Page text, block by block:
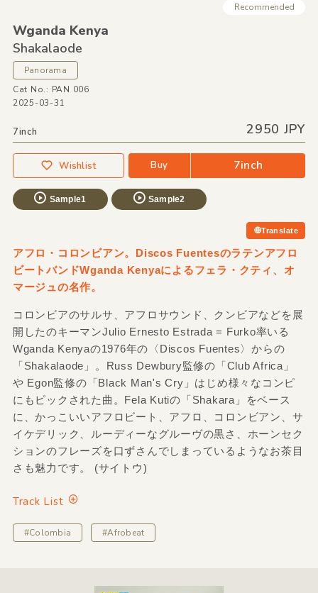
Recommended
Wganda Kenya
Shakalaode
Panorama
Cat No.: PAN 006
2025-03-31
7inch 2950 JPY
Wishlist Buy 7inch
Sample1 Sample2
Translate
アフロ・コロンビアン。Discos Fuentesのラテンアフロ
ビートバンドWganda Kenyaによるフェラ・クティ、オ
マージュの名作。
コロンビアのサルサ、アフロサウンド、クンビアなどを展
開したのキーマンJulio Ernesto Estrada = Furko率いる
Wganda Kenyaの1976年の〈Discos Fuentes〉からの
「Shakalaode」。Russ Dewbury監修の「Club Africa」
や Egon監修の「Black Man's Cry」はじめ様々なコンピ
にもピックされた曲。Fela Kutiの「Shakara」をベース
に、かっこいいアフロビート、アフロ、コロンビアン、サ
イケデリック、ルーディーなグルーヴの黒さ、ホーンセク
ションのフレーズを口ずさんでしまっているようなお茶目
さも魅力です。 (サイトウ)
Track List
#Colombia #Afrobeat